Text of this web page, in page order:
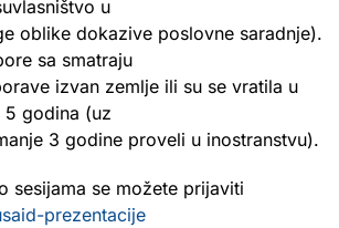
u
oblike dokazive poslovne saradnje).
sa smatraju
izvan zemlje ili su se vratila u
5 godina (uz
3 godine proveli u inostranstvu).
sesijama se možete prijaviti
prezentacije